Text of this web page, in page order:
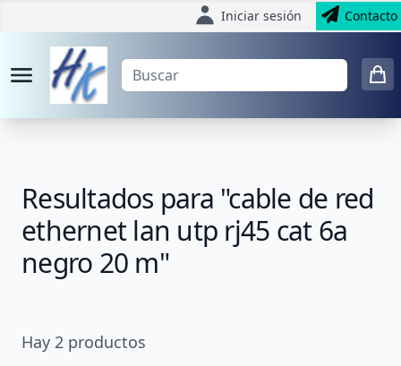
Iniciar sesión Contacto
Resultados para "cable de red
ethernet lan utp rj45 cat 6a
negro 20 m"
Hay 2 productos